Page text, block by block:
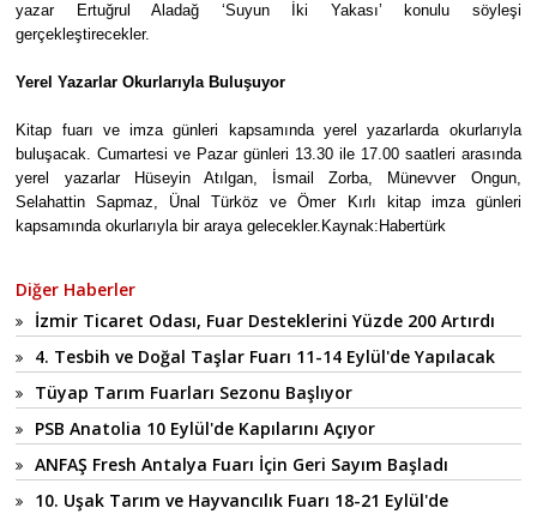
yazar Ertuğrul Aladağ ‘Suyun İki Yakası’ konulu söyleşi
gerçekleştirecekler.
Yerel Yazarlar Okurlarıyla Buluşuyor
Kitap fuarı ve imza günleri kapsamında yerel yazarlarda okurlarıyla
buluşacak. Cumartesi ve Pazar günleri 13.30 ile 17.00 saatleri arasında
yerel yazarlar Hüseyin Atılgan, İsmail Zorba, Münevver Ongun,
Selahattin Sapmaz, Ünal Türköz ve Ömer Kırlı kitap imza günleri
kapsamında okurlarıyla bir araya gelecekler.Kaynak:Habertürk
Diğer Haberler
İzmir Ticaret Odası, Fuar Desteklerini Yüzde 200 Artırdı
4. Tesbih ve Doğal Taşlar Fuarı 11-14 Eylül'de Yapılacak
Tüyap Tarım Fuarları Sezonu Başlıyor
PSB Anatolia 10 Eylül'de Kapılarını Açıyor
ANFAŞ Fresh Antalya Fuarı İçin Geri Sayım Başladı
10. Uşak Tarım ve Hayvancılık Fuarı 18-21 Eylül'de